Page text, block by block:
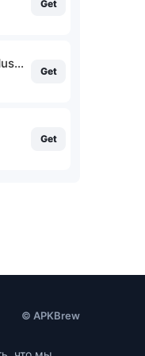
Get
Mixcloud - Music, Mixes & Live
Get
Get
© APKBrew